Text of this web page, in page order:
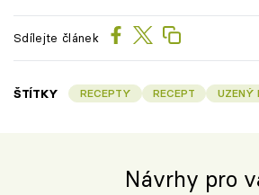
Sdílejte článek
ŠTÍTKY RECEPTY RECEPT UZENÝ
Návrhy pro